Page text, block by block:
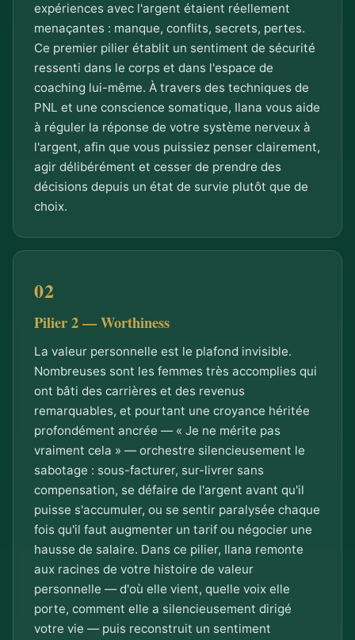
expériences avec l'argent étaient réellement
menaçantes : manque, conflits, secrets, pertes.
Ce premier pilier établit un sentiment de sécurité
ressenti dans le corps et dans l'espace de
coaching lui-même. À travers des techniques de
PNL et une conscience somatique, Ilana vous aide
à réguler la réponse de votre système nerveux à
l'argent, afin que vous puissiez penser clairement,
agir délibérément et cesser de prendre des
décisions depuis un état de survie plutôt que de
choix.
Pilier 2 — Worthiness
La valeur personnelle est le plafond invisible.
Nombreuses sont les femmes très accomplies qui
ont bâti des carrières et des revenus
remarquables, et pourtant une croyance héritée
profondément ancrée — « Je ne mérite pas
vraiment cela » — orchestre silencieusement le
sabotage : sous-facturer, sur-livrer sans
compensation, se défaire de l'argent avant qu'il
puisse s'accumuler, ou se sentir paralysée chaque
fois qu'il faut augmenter un tarif ou négocier une
hausse de salaire. Dans ce pilier, Ilana remonte
aux racines de votre histoire de valeur
personnelle — d'où elle vient, quelle voix elle
porte, comment elle a silencieusement dirigé
votre vie — puis reconstruit un sentiment